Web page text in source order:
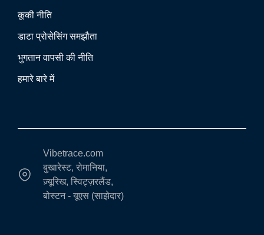
कूकी नीति
डाटा प्रोसेसिंग समझौता
भुगतान वापसी की नीति
हमारे बारे में
Vibetrace.com
बुखारेस्ट, रोमानिया,
ज़्यूरिख, स्विट्ज़रलैंड,
बोस्टन - यूएस (साझेदार)